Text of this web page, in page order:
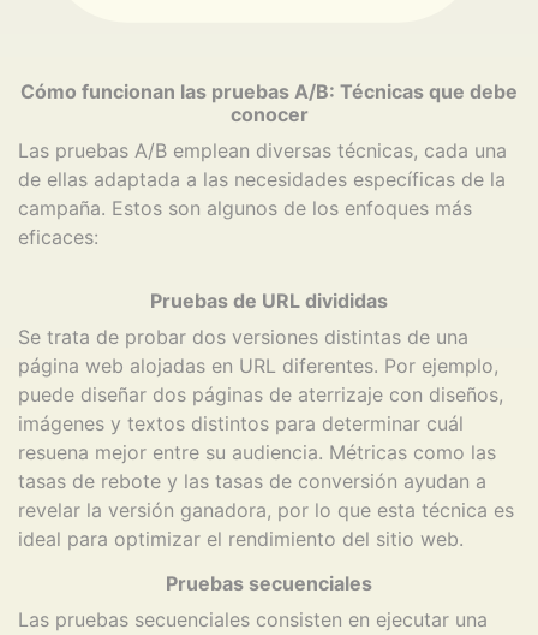
Cómo funcionan las pruebas A/B: Técnicas que debe
conocer
Las pruebas A/B emplean diversas técnicas, cada una
de ellas adaptada a las necesidades específicas de la
campaña. Estos son algunos de los enfoques más
eficaces:
Pruebas de URL divididas
Se trata de probar dos versiones distintas de una
página web alojadas en URL diferentes. Por ejemplo,
puede diseñar dos páginas de aterrizaje con diseños,
imágenes y textos distintos para determinar cuál
resuena mejor entre su audiencia. Métricas como las
tasas de rebote y las tasas de conversión ayudan a
revelar la versión ganadora, por lo que esta técnica es
ideal para optimizar el rendimiento del sitio web.
Pruebas secuenciales
Las pruebas secuenciales consisten en ejecutar una